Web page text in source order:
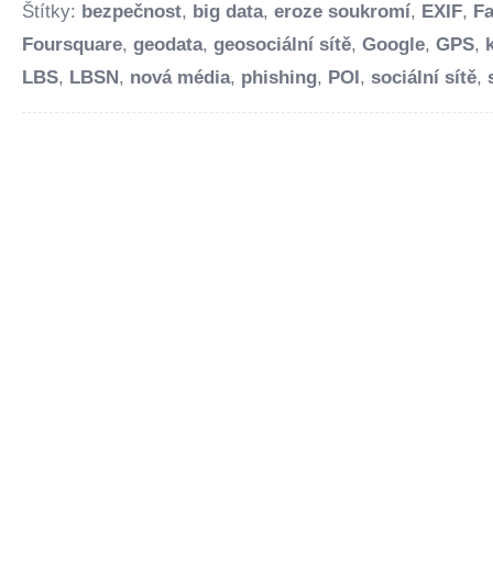
Štítky: bezpečnost, big data, eroze soukromí, EXIF,
Foursquare, geodata, geosociální sítě, Google, GPS,
LBS, LBSN , nová média, phishing, POI , sociální sítě,